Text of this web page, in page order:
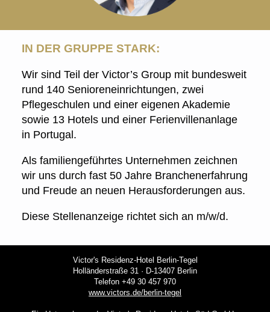
IN DER GRUPPE STARK:
Wir sind Teil der Victor’s Group mit bundesweit
rund 140 Senioreneinrichtungen, zwei
Pflegeschulen und einer eigenen Akademie
sowie 13 Hotels und einer Ferienvillenanlage
in Portugal.
Als familiengeführtes Unternehmen zeichnen
wir uns durch fast 50 Jahre Branchenerfahrung
und Freude an neuen Herausforderungen aus.
Diese Stellenanzeige richtet sich an m/w/d.
Victor's Residenz-Hotel Berlin-Tegel
Holländerstraße 31 · D-13407 Berlin
Telefon +49 30 457 970
www.victors.de/berlin-tegel